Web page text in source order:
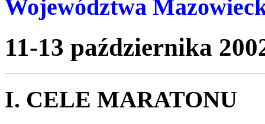
Województwa
11-13 października
I. CELE MARATONU